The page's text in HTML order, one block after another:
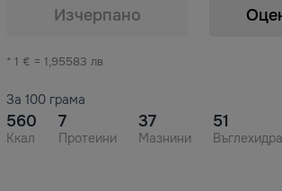
Изчерпано
* 1 € = 1,95583 лв
За 100 грама
560
Ккал
7
Протеини
37
Мазнини
51